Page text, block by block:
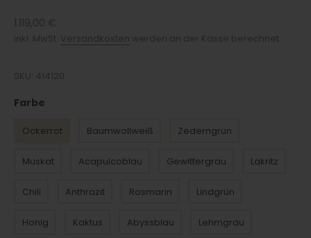
Angebot
1.119,00 €
inkl. MwSt. Versandkosten werden an der Kasse berechnet
SKU: 414120
Farbe
Ockerrot Baumwollweiß Zederngrün
Muskat Acapulcoblau Gewittergrau Lakritz
Chili Anthrazit Rosmarin Lindgrün
Honig Kaktus Abyssblau Lehmgrau